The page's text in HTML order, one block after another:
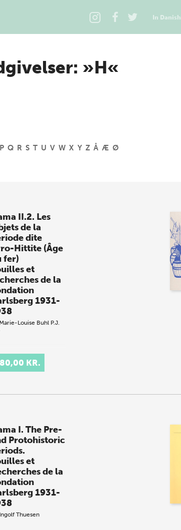
In Danish
»H«
P Q R S T U V W X Y Z Å Æ Ø
II.2. Les
de la
dite
Hittite (Âge
fer)
et
de la
1931-
Marie-Louise Buhl P.J.
KR.
I. The Pre-
Protohistoric
et
de la
1931-
Ingolf Thuesen